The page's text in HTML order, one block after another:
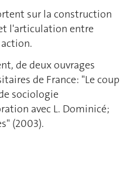
sur la construction
l'articulation entre
de deux ouvrages
de France: "Le coup
sociologie
avec L. Dominicé;
(2003).